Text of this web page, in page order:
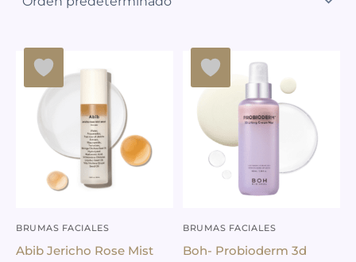
BRUMAS FACIALES
Abib Jericho Rose Mist
BRUMAS FACIALES
Boh- Probioderm 3d